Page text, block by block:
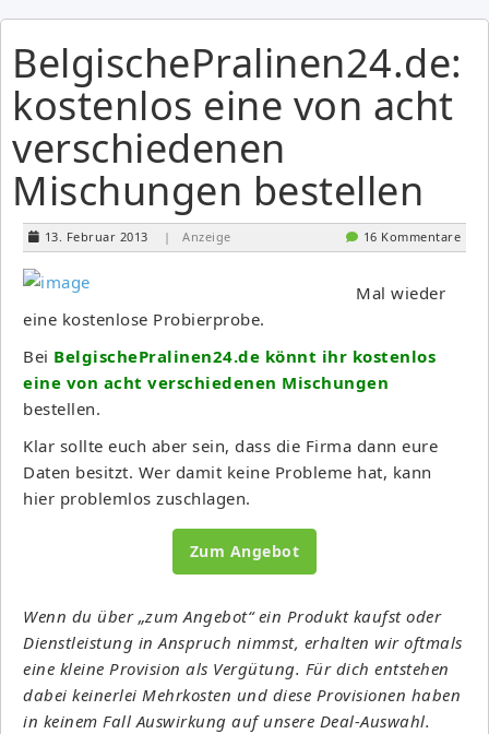
BelgischePralinen24.de:
kostenlos eine von acht
verschiedenen
Mischungen bestellen
13. Februar 2013 | Anzeige 16 Kommentare
Mal wieder
eine kostenlose Probierprobe.
Bei BelgischePralinen24.de könnt ihr kostenlos
eine von acht verschiedenen Mischungen
bestellen.
Klar sollte euch aber sein, dass die Firma dann eure
Daten besitzt. Wer damit keine Probleme hat, kann
hier problemlos zuschlagen.
Zum Angebot
Wenn du über „zum Angebot“ ein Produkt kaufst oder
Dienstleistung in Anspruch nimmst, erhalten wir oftmals
eine kleine Provision als Vergütung. Für dich entstehen
dabei keinerlei Mehrkosten und diese Provisionen haben
in keinem Fall Auswirkung auf unsere Deal-Auswahl.